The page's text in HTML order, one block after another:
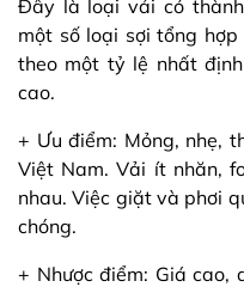
Đây là loại vải có
một số loại sợi tổng
theo một tỷ lệ nhất
cao.
+ Ưu điểm: Mỏng, nhẹ,
Việt Nam. Vải ít nhăn,
nhau. Việc giặt và phơi
chóng.
+ Nhược điểm: Giá cao,